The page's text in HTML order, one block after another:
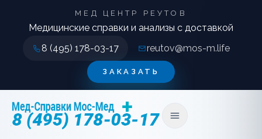
МЕД ЦЕНТР РЕУТОВ
Медицинские справки и анализы с доставкой
8 (495) 178-03-17
reutov@mos-m.life
ЗАКАЗАТЬ
Открыть меню